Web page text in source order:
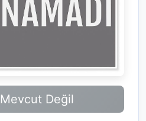
PDF Mevcut Değil